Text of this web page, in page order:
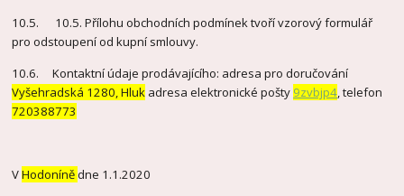
10.5. 10.5. Přílohu obchodních podmínek tvoří vzorový formulář
pro odstoupení od kupní smlouvy.
10.6. Kontaktní údaje prodávajícího: adresa pro doručování
Vyšehradská 1280, Hluk adresa elektronické pošty 9zvbjp4 , telefon
720388773
VHodonínědne 1.1.2020